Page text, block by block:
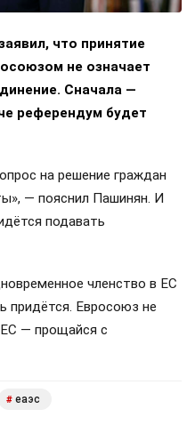
что принятие
не означает
Сначала —
референдум будет
на решение граждан
— пояснил Пашинян. И
подавать
членство в ЕС
Евросоюз не
— прощайся с
# еаэс